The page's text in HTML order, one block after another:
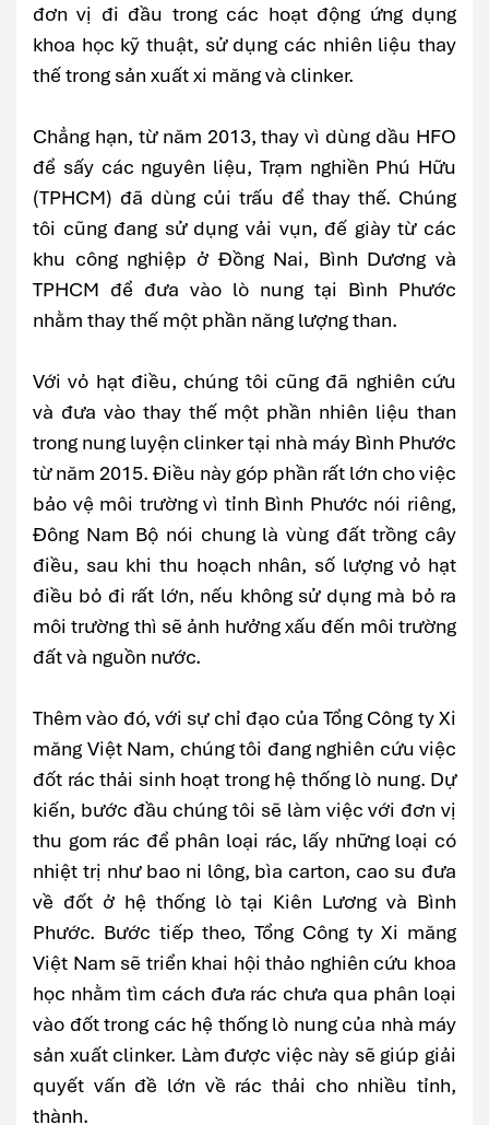
đơn vị đi đầu trong các hoạt động ứng dụng
khoa học kỹ thuật, sử dụng các nhiên liệu thay
thế trong sản xuất xi măng và clinker.
Chẳng hạn, từ năm 2013, thay vì dùng dầu HFO
để sấy các nguyên liệu, Trạm nghiền Phú Hữu
(TPHCM) đã dùng củi trấu để thay thế. Chúng
tôi cũng đang sử dụng vải vụn, đế giày từ các
khu công nghiệp ở Đồng Nai, Bình Dương và
TPHCM để đưa vào lò nung tại Bình Phước
nhằm thay thế một phần năng lượng than.
Với vỏ hạt điều, chúng tôi cũng đã nghiên cứu
và đưa vào thay thế một phần nhiên liệu than
trong nung luyện clinker tại nhà máy Bình Phước
từ năm 2015. Điều này góp phần rất lớn cho việc
bảo vệ môi trường vì tỉnh Bình Phước nói riêng,
Đông Nam Bộ nói chung là vùng đất trồng cây
điều, sau khi thu hoạch nhân, số lượng vỏ hạt
điều bỏ đi rất lớn, nếu không sử dụng mà bỏ ra
môi trường thì sẽ ảnh hưởng xấu đến môi trường
đất và nguồn nước.
Thêm vào đó, với sự chỉ đạo của Tổng Công ty Xi
măng Việt Nam, chúng tôi đang nghiên cứu việc
đốt rác thải sinh hoạt trong hệ thống lò nung. Dự
kiến, bước đầu chúng tôi sẽ làm việc với đơn vị
thu gom rác để phân loại rác, lấy những loại có
nhiệt trị như bao ni lông, bìa carton, cao su đưa
về đốt ở hệ thống lò tại Kiên Lương và Bình
Phước. Bước tiếp theo, Tổng Công ty Xi măng
Việt Nam sẽ triển khai hội thảo nghiên cứu khoa
học nhằm tìm cách đưa rác chưa qua phân loại
vào đốt trong các hệ thống lò nung của nhà máy
sản xuất clinker. Làm được việc này sẽ giúp giải
quyết vấn đề lớn về rác thải cho nhiều tỉnh,
thành.